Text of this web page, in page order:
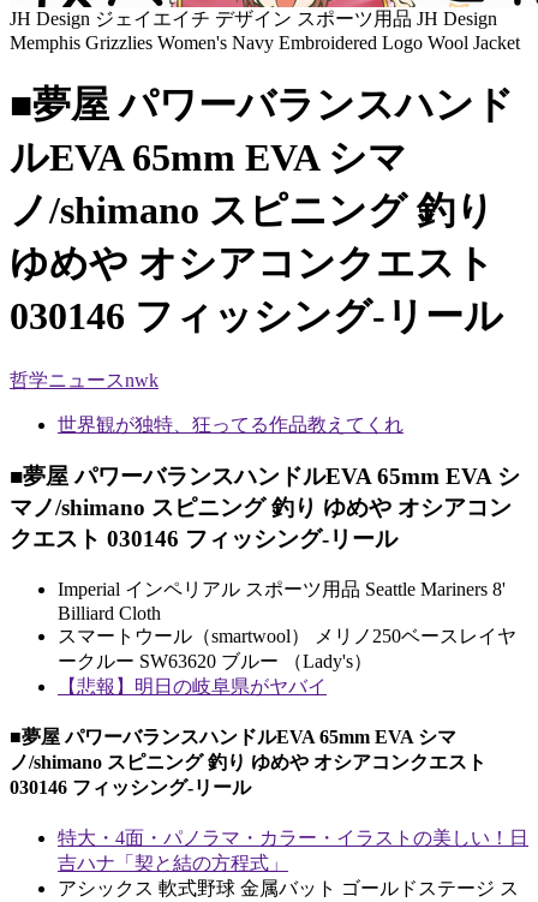
JH Design ジェイエイチ デザイン スポーツ用品 JH Design
Memphis Grizzlies Women's Navy Embroidered Logo Wool Jacket
■夢屋 パワーバランスハンド
ルEVA 65mm EVA シマ
ノ/shimano スピニング 釣り
ゆめや オシアコンクエスト
030146 フィッシング-リール
哲学ニュースnwk
世界観が独特、狂ってる作品教えてくれ
■夢屋 パワーバランスハンドルEVA 65mm EVA シ
マノ/shimano スピニング 釣り ゆめや オシアコン
クエスト 030146 フィッシング-リール
Imperial インペリアル スポーツ用品 Seattle Mariners 8'
Billiard Cloth
スマートウール（smartwool） メリノ250ベースレイヤ
ークルー SW63620 ブルー （Lady's）
【悲報】明日の岐阜県がヤバイ
■夢屋 パワーバランスハンドルEVA 65mm EVA シマ
ノ/shimano スピニング 釣り ゆめや オシアコンクエスト
030146 フィッシング-リール
特大・4面・パノラマ・カラー・イラストの美しい！日
吉ハナ「契と結の方程式」
アシックス 軟式野球 金属バット ゴールドステージ ス